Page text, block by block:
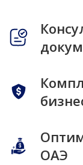
ОАЭ